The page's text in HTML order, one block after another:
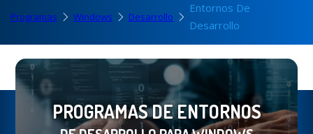
Programas Windows Desarrollo
Entornos De
Desarrollo
PROGRAMAS DE ENTORNOS